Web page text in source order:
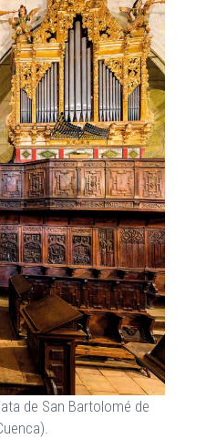
de San Bartolomé de